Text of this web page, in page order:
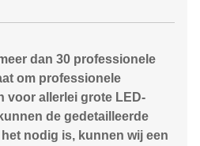
dan 30 professionele
om professionele
voor allerlei grote LED-
de gedetailleerde
nodig is, kunnen wij een